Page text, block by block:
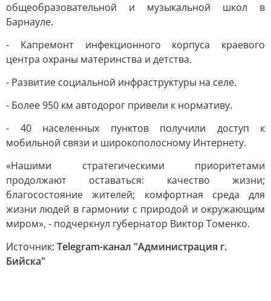
общеобразовательной и музыкальной школ в
Барнауле.
- Капремонт инфекционного корпуса краевого
центра охраны материнства и детства.
- Развитие социальной инфраструктуры на селе.
- Более 950 км автодорог привели к нормативу.
- 40 населенных пунктов получили доступ к
мобильной связи и широкополосному Интернету.
«Нашими стратегическими приоритетами
продолжают оставаться: качество жизни;
благосостояние жителей; комфортная среда для
жизни людей в гармонии с природой и окружающим
миром», - подчеркнул губернатор Виктор Томенко.
Источник: Telegram-канал "Администрация г.
Бийска"